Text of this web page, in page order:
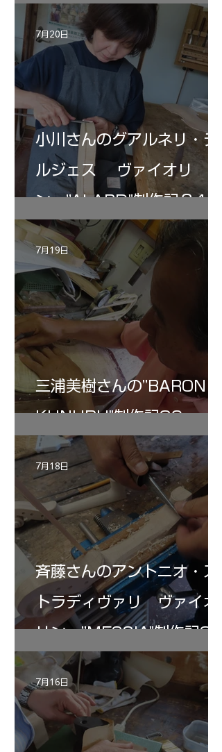
小川さんのグアルネリ・デ
ルジェス ヴァイオリ
ン ”ALARD"制作記３4
7月20日
三浦美樹さんの”BARON・
KUNUPU"制作記30
7月19日
斉藤さんのアントニオ・ス
トラディヴァリ ヴァイオ
リン ”MESSIA"制作記32
7月18日
7月16日